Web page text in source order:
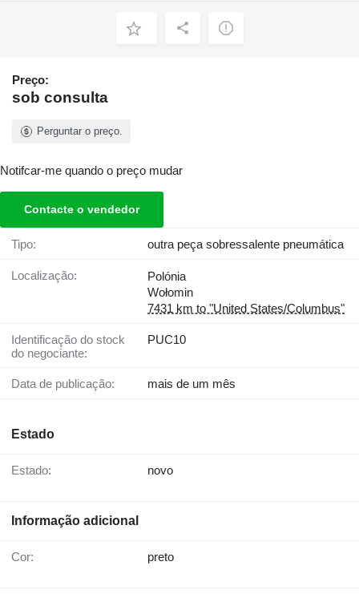
Preço:
sob consulta
Perguntar o preço.
Notifcar-me quando o preço mudar
Contacte o vendedor
Tipo: outra peça sobressalente pneumática
Localização:
Polónia
Wołomin
7431 km to "United States/Columbus"
Identificação do stock
do negociante:
PUC10
Data de publicação: mais de um mês
Estado
Estado: novo
Informação adicional
Cor: preto